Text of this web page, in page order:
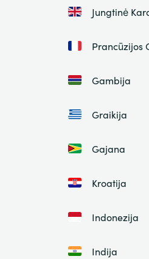
Jungtinė
Prancūzijos
Gambija
Graikija
Gajana
Kroatija
Indonezija
Indija